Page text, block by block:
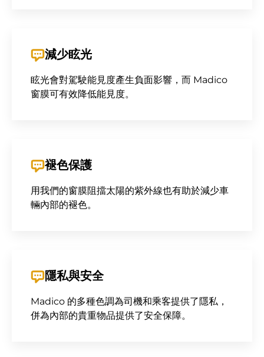
減少眩光
眩光會對駕駛能見度產生負面影響，而 Madico
窗膜可有效降低能見度。
褪色保護
用我們的窗膜阻擋太陽的紫外線也有助於減少車
輛內部的褪色。
隱私與安全
Madico 的多種色調為司機和乘客提供了隱私，
併為內部的貴重物品提供了安全保障。